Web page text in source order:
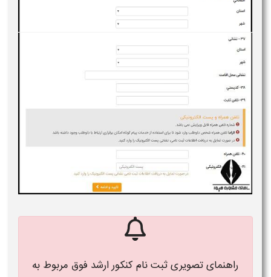
راهنمای تصویریثبت نام کنکور ارشد فوق مربوط به